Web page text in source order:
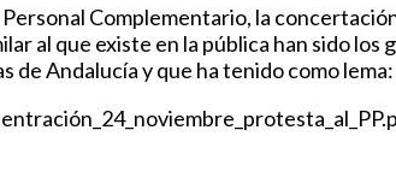
Complementario, la
al que existe en la pública han sido
de Andalucía y que ha tenido como lema: